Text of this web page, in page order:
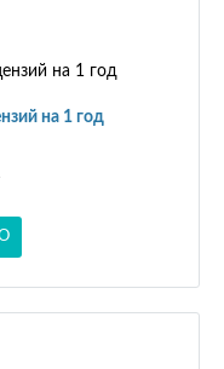
на 1 год